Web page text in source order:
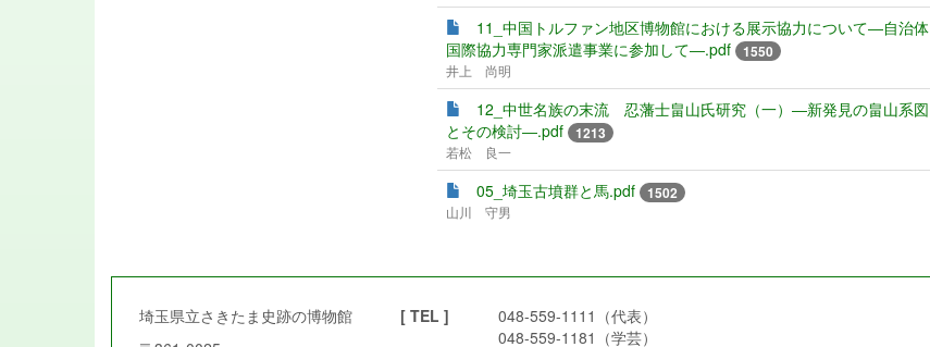
11_中国トルファン地区博物館における展示協力について―自治体
国際協力専門家派遣事業に参加して―.pdf
1550
井上 尚明
12_中世名族の末流 忍藩士畠山氏研究（一）―新発見の畠山系図
とその検討―.pdf
1213
若松 良一
05_埼玉古墳群と馬.pdf 1502
山川 守男
埼玉県立さきたま史跡の博物館
[ TEL ]
048-559-1111（代表）
048-559-1181（学芸）